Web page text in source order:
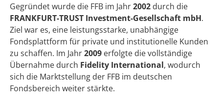
Gegründet wurde die FFB im Jahr2002 durch die
FRANKFURT-TRUST Investment-Gesellschaft mbH.
Ziel war es, eine leistungsstarke, unabhängige
Fondsplattform für private und institutionelle Kunden
zu schaffen. Im Jahr2009 erfolgte die vollständige
Übernahme durch Fidelity International, wodurch
sich die Marktstellung der FFB im deutschen
Fondsbereich weiter stärkte.